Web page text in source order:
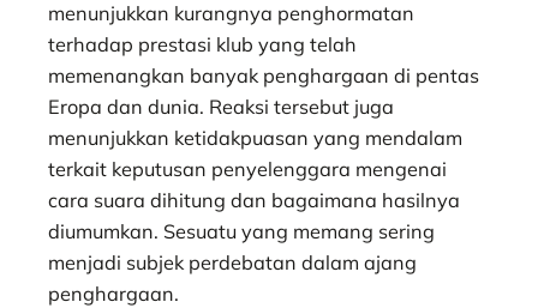
menunjukkan kurangnya penghormatan
terhadap prestasi klub yang telah
memenangkan banyak penghargaan di pentas
Eropa dan dunia. Reaksi tersebut juga
menunjukkan ketidakpuasan yang mendalam
terkait keputusan penyelenggara mengenai
cara suara dihitung dan bagaimana hasilnya
diumumkan. Sesuatu yang memang sering
menjadi subjek perdebatan dalam ajang
penghargaan.